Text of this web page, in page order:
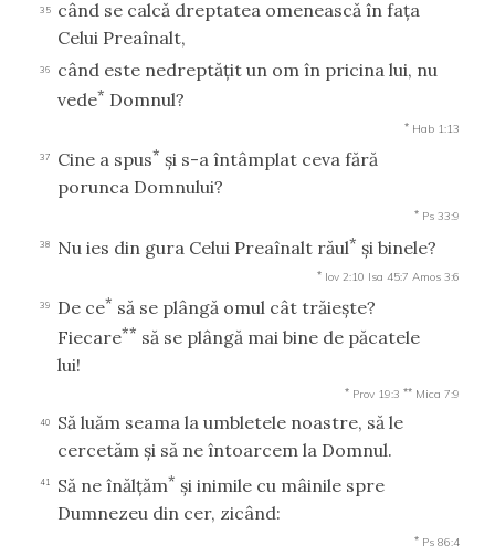
35
când se calcă dreptatea omenească în faţa
Celui Preaînalt,
36
când este nedreptăţit un om în pricina lui, nu
vede* Domnul?
* Hab 1:13
37 Cine a spus* şi s-a întâmplat ceva fără
porunca Domnului?
* Ps 33:9
38 Nu ies din gura Celui Preaînalt răul* şi binele?
* Iov 2:10 Isa 45:7 Amos 3:6
39 De ce* să se plângă omul cât trăieşte?
Fiecare** să se plângă mai bine de păcatele
lui!
* Prov 19:3 ** Mica 7:9
40
Să luăm seama la umbletele noastre, să le
cercetăm şi să ne întoarcem la Domnul.
41 Să ne înălţăm* şi inimile cu mâinile spre
Dumnezeu din cer, zicând:
* Ps 86:4